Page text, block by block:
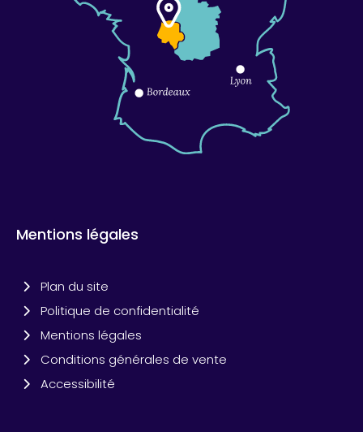
Mentions légales
Plan du site
Politique de confidentialité
Mentions légales
Conditions générales de vente
Accessibilité